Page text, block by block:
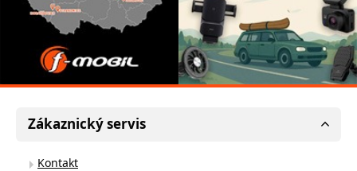
Zákaznický servis
Kontakt